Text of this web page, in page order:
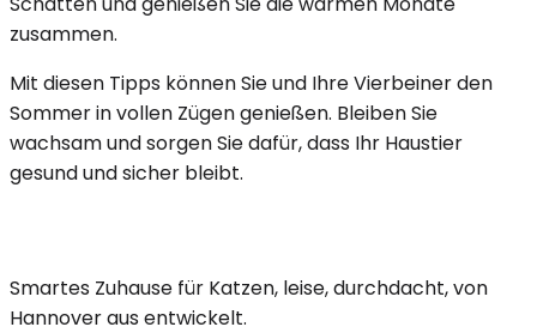
zusammen.
Mit diesen Tipps können Sie und Ihre Vierbeiner den
Sommer in vollen Zügen genießen. Bleiben Sie
wachsam und sorgen Sie dafür, dass Ihr Haustier
gesund und sicher bleibt.
Smartes Zuhause für Katzen, leise, durchdacht, von
Hannover aus entwickelt.